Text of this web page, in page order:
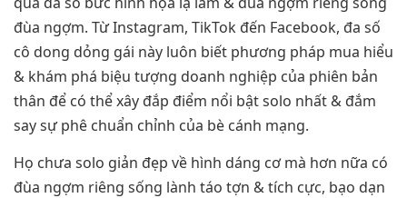
đùa ngợm. Từ Instagram, TikTok đến Facebook, đa số
cô dong dỏng gái này luôn biết phương pháp mua hiểu
& khám phá biệu tượng doanh nghiệp của phiên bản
thân để có thể xây đắp điểm nổi bật solo nhất & đắm
say sự phê chuẩn chỉnh của bè cánh mạng.
Họ chưa solo giản đẹp về hình dáng cơ mà hơn nữa có
đùa ngợm riêng sống lành táo tợn & tích cực, bạo dạn